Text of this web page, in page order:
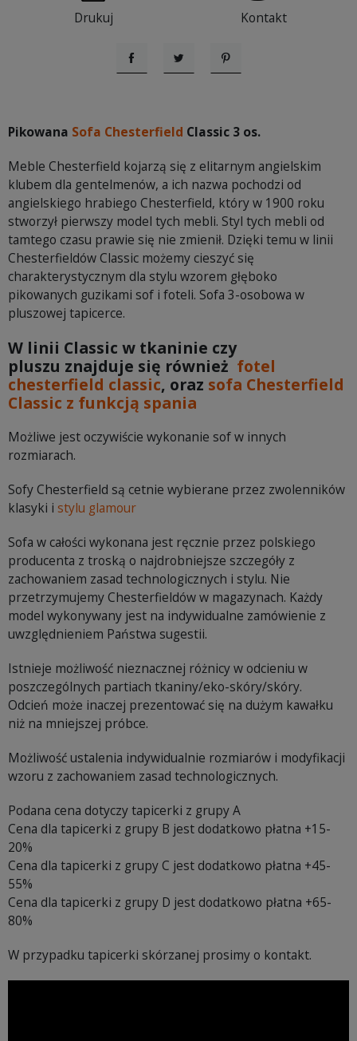
Drukuj Kontakt
UdostępnijTweetujPinterest
Pikowana Sofa Chesterfield Classic 3 os.
Meble Chesterfield kojarzą się z elitarnym angielskim
klubem dla gentelmenów, a ich nazwa pochodzi od
angielskiego hrabiego Chesterfield, który w 1900 roku
stworzył pierwszy model tych mebli. Styl tych mebli od
tamtego czasu prawie się nie zmienił. Dzięki temu w linii
Chesterfieldów Classic możemy cieszyć się
charakterystycznym dla stylu wzorem głęboko
pikowanych guzikami sof i foteli. Sofa 3-osobowa w
pluszowej tapicerce.
W linii Classic w tkaninie czy
pluszu znajduje się również fotel
chesterfield classic, oraz sofa Chesterfield
Classic z funkcją spania
Możliwe jest oczywiście wykonanie sof w innych
rozmiarach.
Sofy Chesterfield są cetnie wybierane przez zwolenników
klasyki i stylu glamour
Sofa w całości wykonana jest ręcznie przez polskiego
producenta z troską o najdrobniejsze szczegóły z
zachowaniem zasad technologicznych i stylu. Nie
przetrzymujemy Chesterfieldów w magazynach. Każdy
model wykonywany jest na indywidualne zamówienie z
uwzględnieniem Państwa sugestii.
Istnieje możliwość nieznacznej różnicy w odcieniu w
poszczególnych partiach tkaniny/eko-skóry/skóry.
Odcień może inaczej prezentować się na dużym kawałku
niż na mniejszej próbce.
Możliwość ustalenia indywidualnie rozmiarów i modyfikacji
wzoru z zachowaniem zasad technologicznych.
Podana cena dotyczy tapicerki z grupy A
Cena dla tapicerki z grupy B jest dodatkowo płatna +15-
20%
Cena dla tapicerki z grupy C jest dodatkowo płatna +45-
55%
Cena dla tapicerki z grupy D jest dodatkowo płatna +65-
80%
W przypadku tapicerki skórzanej prosimy o kontakt.